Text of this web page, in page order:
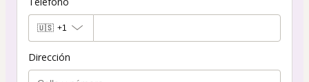
🇺🇸 +1
Dirección